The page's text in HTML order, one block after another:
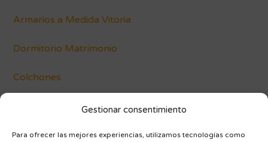
Gestionar consentimiento
Para ofrecer las mejores experiencias, utilizamos tecnologías como
Armarios a Medida Vitoria
Dormitorio Matrimonio
Colchones
Blog